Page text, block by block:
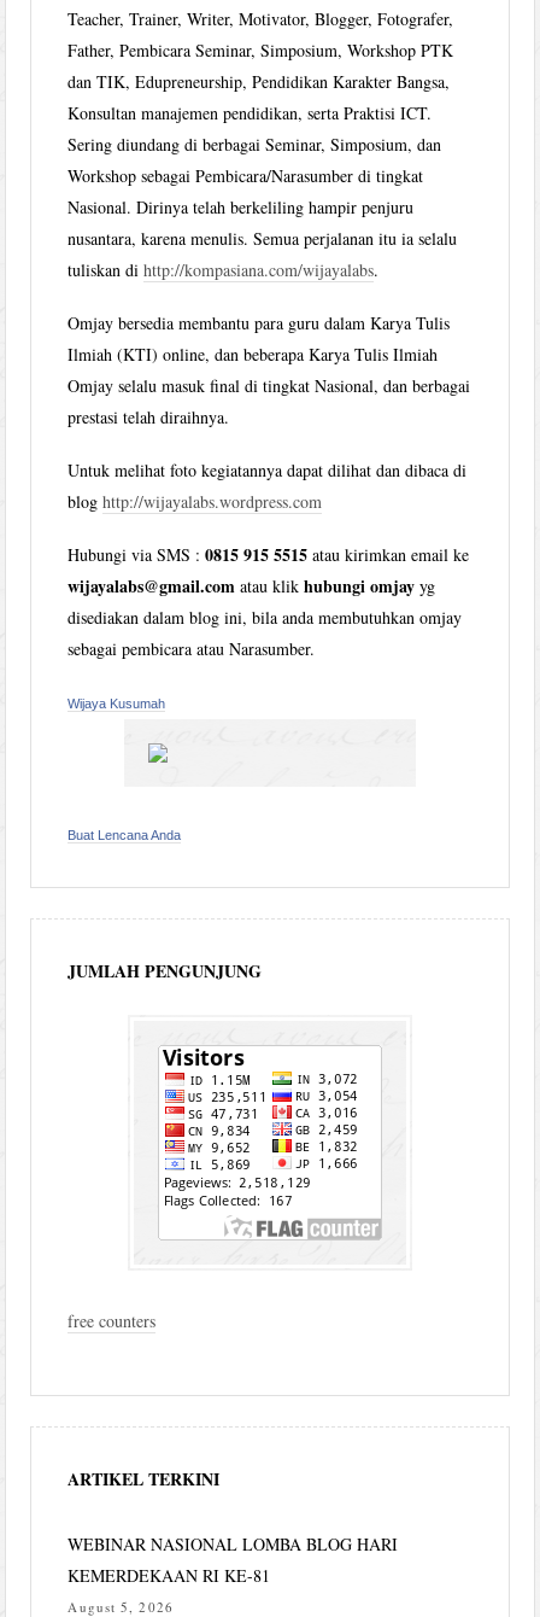
Teacher, Trainer, Writer, Motivator, Blogger, Fotografer,
Father, Pembicara Seminar, Simposium, Workshop PTK
dan TIK, Edupreneurship, Pendidikan Karakter Bangsa,
Konsultan manajemen pendidikan, serta Praktisi ICT.
Sering diundang di berbagai Seminar, Simposium, dan
Workshop sebagai Pembicara/Narasumber di tingkat
Nasional. Dirinya telah berkeliling hampir penjuru
nusantara, karena menulis. Semua perjalanan itu ia selalu
tuliskan dihttp://kompasiana.com/wijayalabs.
Omjay bersedia membantu para guru dalam Karya Tulis
Ilmiah (KTI) online, dan beberapa Karya Tulis Ilmiah
Omjay selalu masuk final di tingkat Nasional, dan berbagai
prestasi telah diraihnya.
Untuk melihat foto kegiatannya dapat dilihat dan dibaca di
bloghttp://wijayalabs.wordpress.com
Hubungi via SMS :0815 915 5515 atau kirimkan email ke
wijayalabs@gmail.com atau klikhubungi omjay yg
disediakan dalam blog ini, bila anda membutuhkan omjay
sebagai pembicara atau Narasumber.
Wijaya Kusumah
Buat Lencana Anda
JUMLAH PENGUNJUNG
free counters
ARTIKEL TERKINI
WEBINAR NASIONAL LOMBA BLOG HARI
KEMERDEKAAN RI KE-81
August 5, 2026